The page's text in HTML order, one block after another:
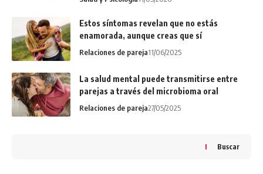
Estos síntomas revelan que no estás
enamorada, aunque creas que sí
Relaciones de pareja11/06/2025
La salud mental puede transmitirse entre
parejas a través del microbioma oral
Relaciones de pareja27/05/2025
Buscar